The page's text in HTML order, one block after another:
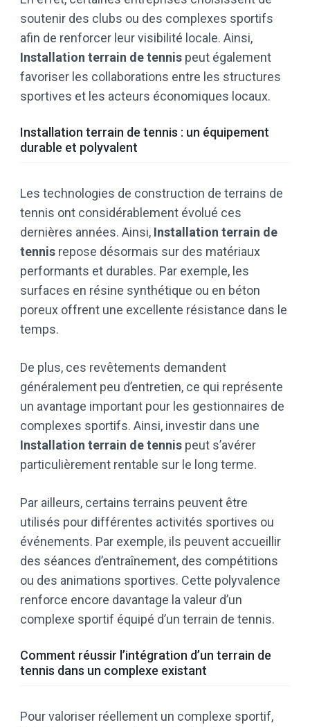
soutenir des clubs ou des complexes sportifs
afin de renforcer leur visibilité locale. Ainsi,
Installation terrain de tennis peut également
favoriser les collaborations entre les structures
sportives et les acteurs économiques locaux.
Installation terrain de tennis : un équipement
durable et polyvalent
Les technologies de construction de terrains de
tennis ont considérablement évolué ces
dernières années. Ainsi, Installation terrain de
tennis repose désormais sur des matériaux
performants et durables. Par exemple, les
surfaces en résine synthétique ou en béton
poreux offrent une excellente résistance dans le
temps.
De plus, ces revêtements demandent
généralement peu d’entretien, ce qui représente
un avantage important pour les gestionnaires de
complexes sportifs. Ainsi, investir dans une
Installation terrain de tennis peut s’avérer
particulièrement rentable sur le long terme.
Par ailleurs, certains terrains peuvent être
utilisés pour différentes activités sportives ou
événements. Par exemple, ils peuvent accueillir
des séances d’entraînement, des compétitions
ou des animations sportives. Cette polyvalence
renforce encore davantage la valeur d’un
complexe sportif équipé d’un terrain de tennis.
Comment réussir l’intégration d’un terrain de
tennis dans un complexe existant
Pour valoriser réellement un complexe sportif,